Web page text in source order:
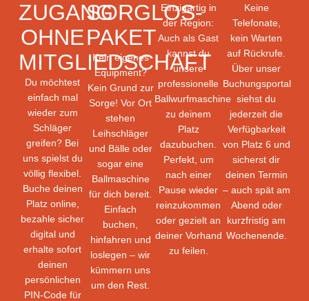
ZUGANG
OHNE
MITGLIEDSCHAFT
Du möchtest
einfach mal
wieder zum
Schläger
greifen? Bei
uns spielst du
völlig flexibel.
Buche deinen
Platz online,
bezahle sicher
digital und
erhalte sofort
deinen
persönlichen
PIN-Code für
SORGLOS-
PAKET
Kein eigenes
Equipment?
Kein Grund zur
Sorge! Vor Ort
stehen
Leihschläger
und Bälle oder
sogar eine
Ballmaschine
für dich bereit.
Einfach
buchen,
hinfahren und
loslegen – wir
kümmern uns
um den Rest.
Einzigartig in
der Region:
Auch als Gast
kannst du
unsere
professionelle
Ballwurfmaschine
zu deinem
Platz
dazubuchen.
Perfekt, um
nach einer
Pause wieder
reinzukommen
oder gezielt an
deiner Vorhand
zu feilen.
Keine
Telefonate,
kein Warten
auf Rückrufe.
Über unser
Buchungsportal
siehst du
jederzeit die
Verfügbarkeit
von Platz 6 und
sicherst dir
deinen Termin
– auch spät am
Abend oder
kurzfristig am
Wochenende.